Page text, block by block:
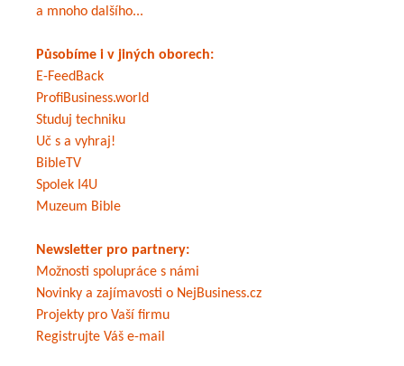
a mnoho dalšího...
Působíme i v jiných oborech:
E-FeedBack
ProfiBusiness.world
Studuj techniku
Uč s a vyhraj!
BibleTV
Spolek I4U
Muzeum Bible
Newsletter pro partnery:
Možnosti spolupráce s námi
Novinky a zajímavosti o NejBusiness.cz
Projekty pro Vaší firmu
Registrujte Váš e-mail